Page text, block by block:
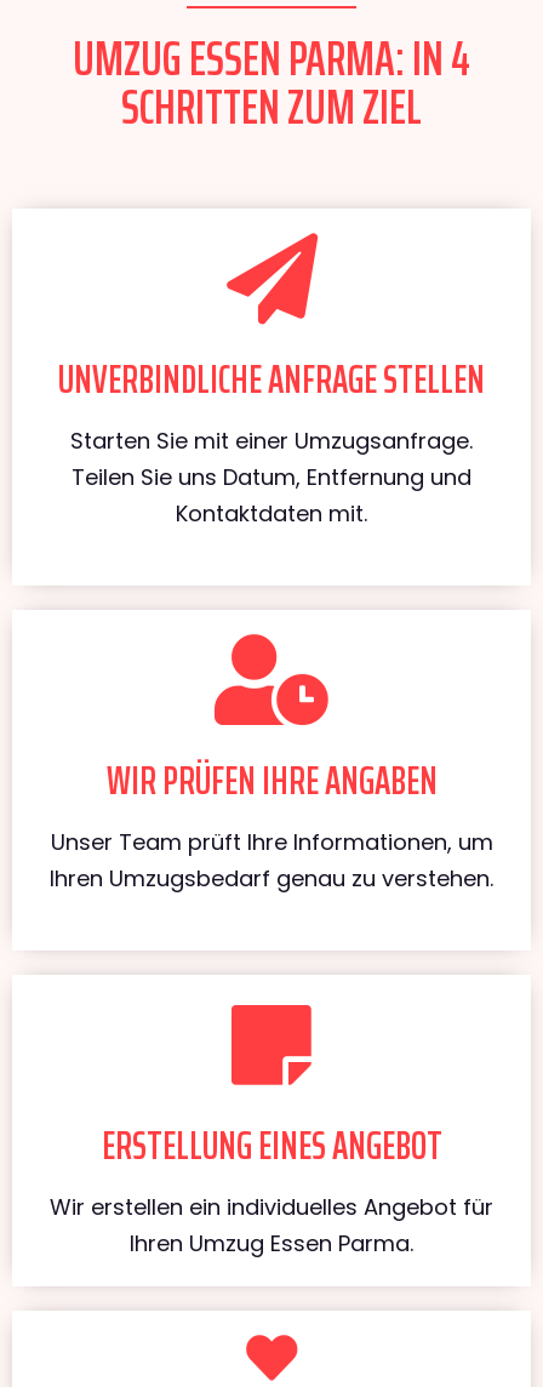
UMZUG ESSEN PARMA: IN 4
SCHRITTEN ZUM ZIEL
UNVERBINDLICHE ANFRAGE STELLEN
Starten Sie mit einer Umzugsanfrage.
Teilen Sie uns Datum, Entfernung und
Kontaktdaten mit.
WIR PRÜFEN IHRE ANGABEN
Unser Team prüft Ihre Informationen, um
Ihren Umzugsbedarf genau zu verstehen.
ERSTELLUNG EINES ANGEBOT
Wir erstellen ein individuelles Angebot für
Ihren Umzug Essen Parma.